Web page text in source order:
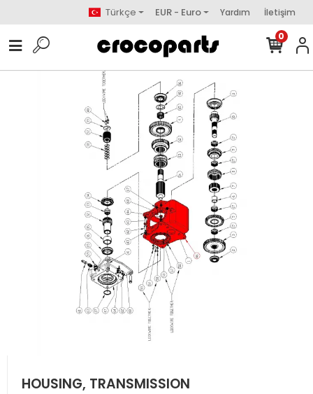
Türkçe EUR - Euro Yardım İletişim
0
HOUSING, TRANSMISSION